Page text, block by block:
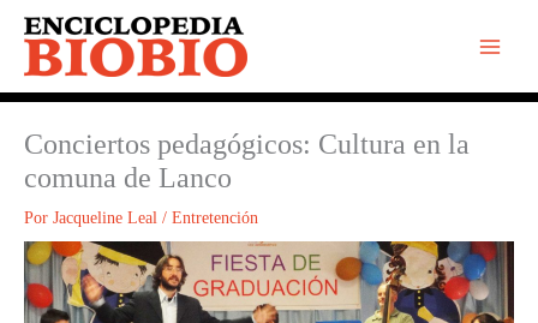
contenido
Conciertos pedagógicos: Cultura en la
comuna de Lanco
Por Jacqueline Leal / Entretención